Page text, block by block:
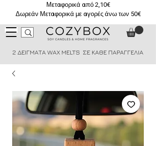
Μεταφορικά από 2,10€
Δωρεάν Μεταφορικά με αγορές άνω των 50€
2 ΔΕΙΓΜΑΤΑ WAX MELTS ΣΕ ΚΑΘΕ ΠΑΡΑΓΓΕΛΙΑ